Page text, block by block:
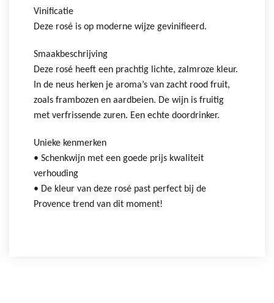
Vinificatie
Deze rosé is op moderne wijze gevinifieerd.
Smaakbeschrijving
Deze rosé heeft een prachtig lichte, zalmroze kleur.
In de neus herken je aroma’s van zacht rood fruit,
zoals frambozen en aardbeien. De wijn is fruitig
met verfrissende zuren. Een echte doordrinker.
Unieke kenmerken
• Schenkwijn met een goede prijs kwaliteit
verhouding
• De kleur van deze rosé past perfect bij de
Provence trend van dit moment!